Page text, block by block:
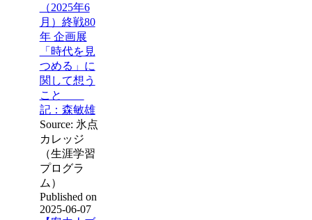
（2025年6
月）終戦80
年 企画展
「時代を見
つめる」に
関して想う
こと
記：森敏雄
Source: 氷点
カレッジ
（生涯学習
プログラ
ム）
Published on
2025-06-07